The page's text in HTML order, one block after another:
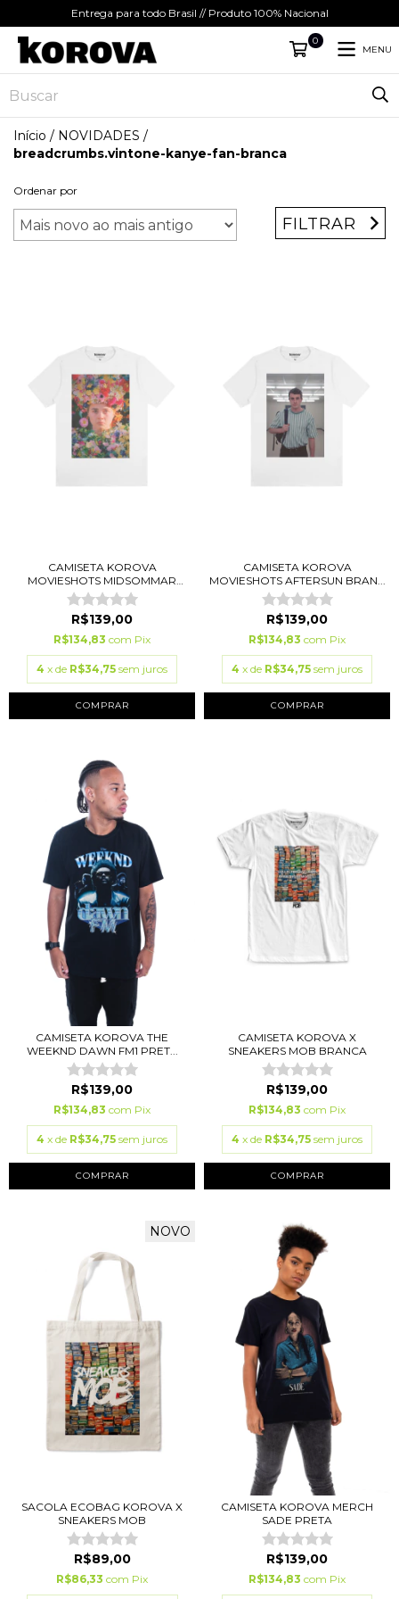
Entrega para todo Brasil // Produto 100% Nacional
0
MENU
Início / NOVIDADES /
breadcrumbs.vintone-kanye-fan-branca
Ordenar por
FILTRAR
CAMISETA KOROVA
MOVIESHOTS MIDSOMMAR
BRA...
R$139,00
R$134,83 com Pix
4 x de R$34,75 sem juros
COMPRAR
CAMISETA KOROVA
MOVIESHOTS AFTERSUN BRAN...
R$139,00
R$134,83 com Pix
4 x de R$34,75 sem juros
COMPRAR
CAMISETA KOROVA THE
WEEKND DAWN FM1 PRET...
R$139,00
R$134,83 com Pix
4 x de R$34,75 sem juros
COMPRAR
CAMISETA KOROVA X
SNEAKERS MOB BRANCA
R$139,00
R$134,83 com Pix
4 x de R$34,75 sem juros
COMPRAR
NOVO
SACOLA ECOBAG KOROVA X
SNEAKERS MOB
R$89,00
R$86,33 com Pix
CAMISETA KOROVA MERCH
SADE PRETA
R$139,00
R$134,83 com Pix